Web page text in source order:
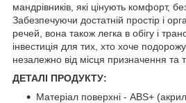
мандрівників, які цінують комфорт,
Забезпечуючи достатній простір і
речей, вона також легка в обігу і
інвестиція для тих, хто хоче
незалежно від місця призначення та
ДЕТАЛІ ПРОДУКТУ:
Матеріал поверхні - ABS+